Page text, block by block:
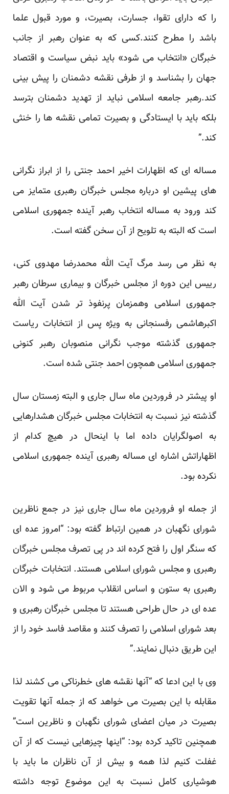
را که دارای تقوا، جسارت، بصیرت، و مورد قبول علما
باشد را مطرح کنند.کسی که به عنوان رهبر از جانب
خبرگان «انتخاب می شود» باید نبض سیاست و اقتصاد
جهان را بشناسد و از طرفی نقشه دشمنان را پیش بینی
کند.رهبر جامعه اسلامی نباید از تهدید دشمنان بترسد
بلکه باید با ایستادگی و بصیرت تمامی نقشه ها را خنثی
کند.”
مساله ای که اظهارات اخیر احمد جنتی را از ابراز نگرانی
های پیشین او درباره مجلس خبرگان رهبری متمایز می
کند ورود به مساله انتخاب رهبر آینده جمهوری اسلامی
است که البته به تلویح از آن سخن گفته است.
به نظر می رسد مرگ آیت الله محمدرضا مهدوی کنی،
رییس این دوره از مجلس خبرگان و بیماری سرطان رهبر
جمهوری اسلامی وهمزمان پرنفوذ تر شدن آیت الله
اکبرهاشمی رفسنجانی به ویژه پس از انتخابات ریاست
جمهوری گذشته موجب نگرانی منصوبان رهبر کنونی
جمهوری اسلامی همچون احمد جنتی شده است.
او پیشتر در فروردین ماه سال جاری و البته زمستان سال
گذشته نیز نسبت به انتخابات مجلس خبرگان هشدارهایی
به اصولگرایان داده اما با اینحال در هیچ کدام از
اظهاراتش اشاره ای مساله رهبری آینده جمهوری اسلامی
نکرده بود.
از جمله او فروردین ماه سال جاری نیز در جمع ناظرین
شورای نگهبان در همین ارتباط گفته بود: “امروز عده ای
که سنگر اول را فتح کرده اند در پی تصرف مجلس خبرگان
رهبری و مجلس شورای اسلامی هستند. انتخابات خبرگان
رهبری به ستون و اساس انقلاب مربوط می شود و الان
عده ای در حال طراحی هستند تا مجلس خبرگان رهبری و
بعد شورای اسلامی را تصرف کنند و مقاصد فاسد خود را از
این طریق دنبال نمایند.”
وی با این ادعا که “آنها نقشه های خطرناکی می کشند لذا
مقابله با این بصیرت می خواهد که از جمله آنها تقویت
بصیرت در میان اعضای شورای نگهبان و ناظرین است”
همچنین تاکید کرده بود: “اینها چیزهایی نیست که از آن
غفلت کنیم لذا همه و بیش از آن ناظران ما باید با
هوشیاری کامل نسبت به این موضوع توجه داشته